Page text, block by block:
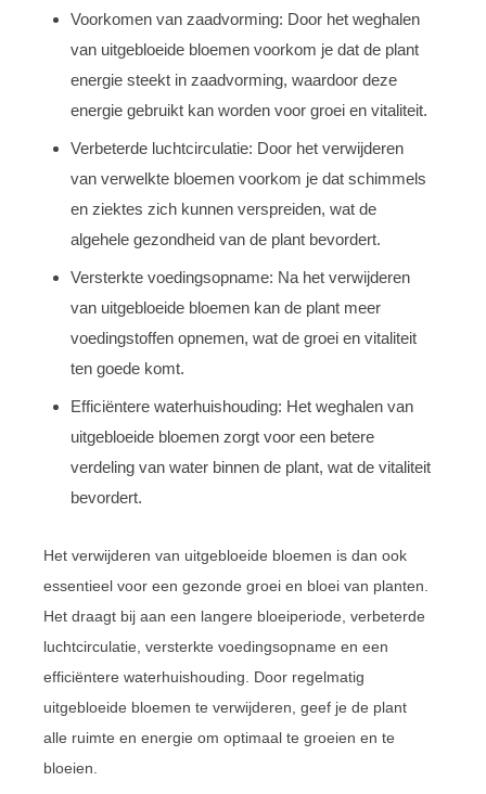
Voorkomen van zaadvorming: Door het weghalen
van uitgebloeide bloemen voorkom je dat de plant
energie steekt in zaadvorming, waardoor deze
energie gebruikt kan worden voor groei en vitaliteit.
Verbeterde luchtcirculatie: Door het verwijderen
van verwelkte bloemen voorkom je dat schimmels
en ziektes zich kunnen verspreiden, wat de
algehele gezondheid van de plant bevordert.
Versterkte voedingsopname: Na het verwijderen
van uitgebloeide bloemen kan de plant meer
voedingstoffen opnemen, wat de groei en vitaliteit
ten goede komt.
Efficiëntere waterhuishouding: Het weghalen van
uitgebloeide bloemen zorgt voor een betere
verdeling van water binnen de plant, wat de vitaliteit
bevordert.
Het verwijderen van uitgebloeide bloemen is dan ook
essentieel voor een gezonde groei en bloei van planten.
Het draagt bij aan een langere bloeiperiode, verbeterde
luchtcirculatie, versterkte voedingsopname en een
efficiëntere waterhuishouding. Door regelmatig
uitgebloeide bloemen te verwijderen, geef je de plant
alle ruimte en energie om optimaal te groeien en te
bloeien.